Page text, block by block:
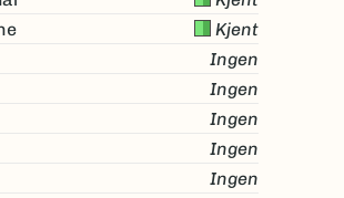
Kjent
Ingen
Ingen
Ingen
Ingen
Ingen